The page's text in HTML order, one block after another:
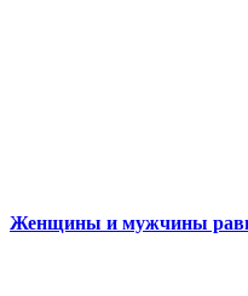
Женщины и мужчины